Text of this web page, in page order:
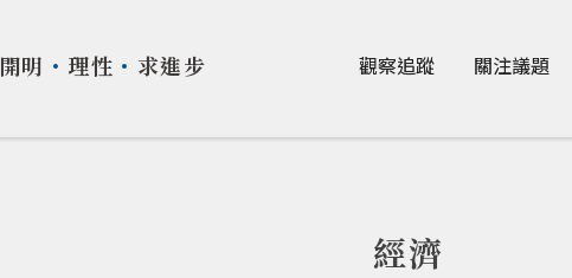
開明 ・ 理性 ・ 求進步 觀察追蹤 關注議題
經濟